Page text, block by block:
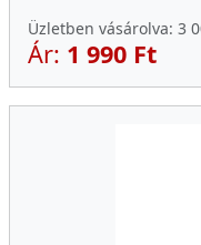
Üzletben vásárolva: 3
Ár: 1 990 Ft